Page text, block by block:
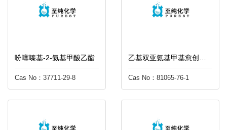
吩噻嗪基-2-氨基甲酸乙酯
Cas No：37711-29-8
乙基双亚氨基甲基愈创木酚锰氯化物
Cas No：81065-76-1